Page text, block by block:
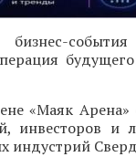
«Маяк
инвесторов и
индустрий